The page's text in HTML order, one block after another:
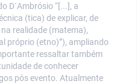
D`Ambrósio “[...], a
(tica) de explicar, de
realidade (matema),
próprio (etno)”), ampliando
ressaltar também
de conhecer
pós evento. Atualmente